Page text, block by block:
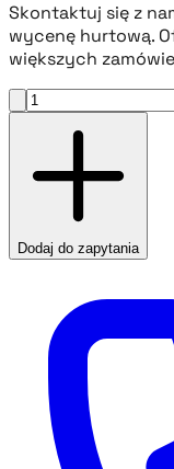
Skontaktuj się z
wycenę hurtową.
większych
Dodaj do zapytania